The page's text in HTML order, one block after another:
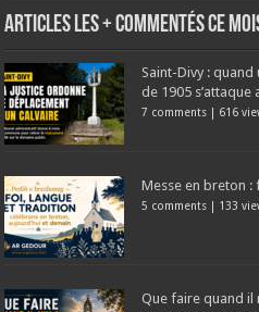
Articles les + commentés ce
Saint-Divy :
de 1905
7 comments | 616
Messe en breton
5 comments | 133
Que faire quand il